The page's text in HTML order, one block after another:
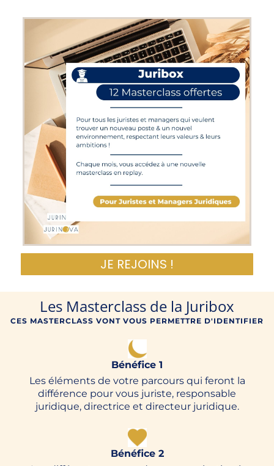
JE REJOINS !
Les Masterclass de la Juribox
CES MASTERCLASS VONT VOUS PERMETTRE D'IDENTIFIER
Bénéfice 1
Les éléments de votre parcours qui feront la
différence pour vous juriste, responsable
juridique, directrice et directeur juridique.
Bénéfice 2